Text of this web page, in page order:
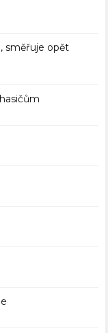
směřuje opět